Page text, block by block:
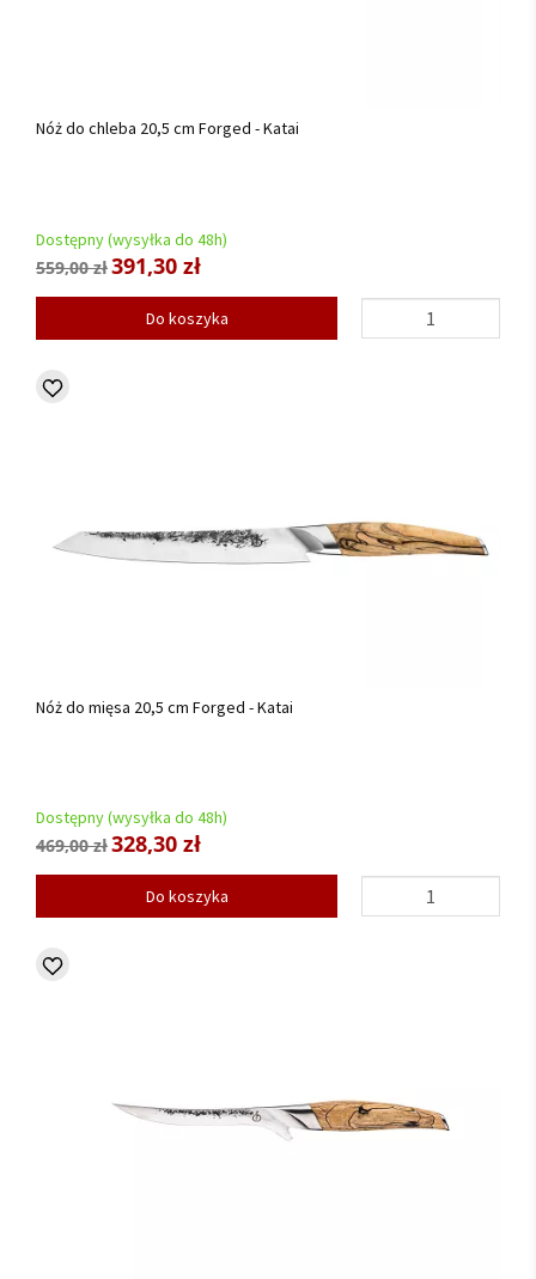
Nóż do chleba 20,5 cm Forged - Katai
Dostępny (wysyłka do 48h)
559,00 zł391,30 zł
Do koszyka
Nóż do mięsa 20,5 cm Forged - Katai
Dostępny (wysyłka do 48h)
469,00 zł328,30 zł
Do koszyka